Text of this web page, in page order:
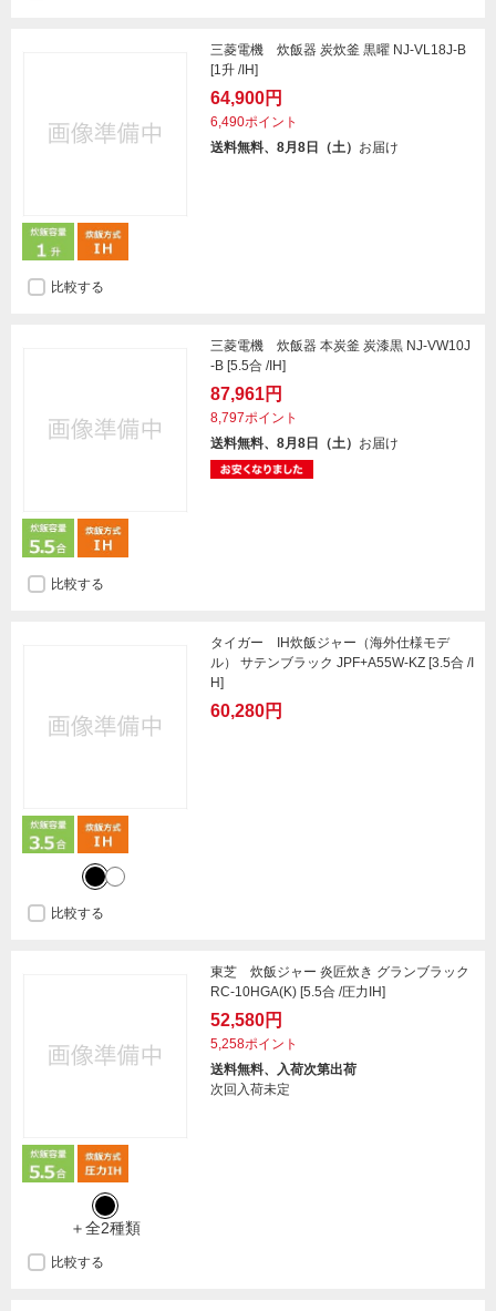
三菱電機 炊飯器 炭炊釜 黒曜 NJ-VL18J-B
[1升 /IH]
64,900円
6,490ポイント
送料無料、8月8日（土） お届け
比較する
三菱電機 炊飯器 本炭釜 炭漆黒 NJ-VW10J
-B [5.5合 /IH]
87,961円
8,797ポイント
送料無料、8月8日（土） お届け
比較する
タイガー IH炊飯ジャー（海外仕様モデ
ル） サテンブラック JPF+A55W-KZ [3.5合 /I
H]
60,280円
比較する
＋全2種類
東芝 炊飯ジャー 炎匠炊き グランブラック
RC-10HGA(K) [5.5合 /圧力IH]
52,580円
5,258ポイント
送料無料、入荷次第出荷
次回入荷未定
比較する